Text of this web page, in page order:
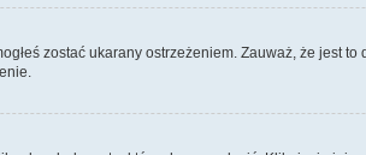
zostać ukarany ostrzeżeniem. Zauważ, że